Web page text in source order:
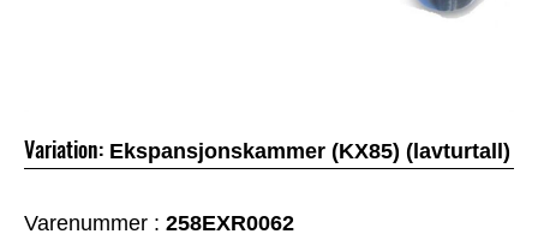
Variation: Ekspansjonskammer (KX85) (lavturtall)
Varenummer : 258EXR0062